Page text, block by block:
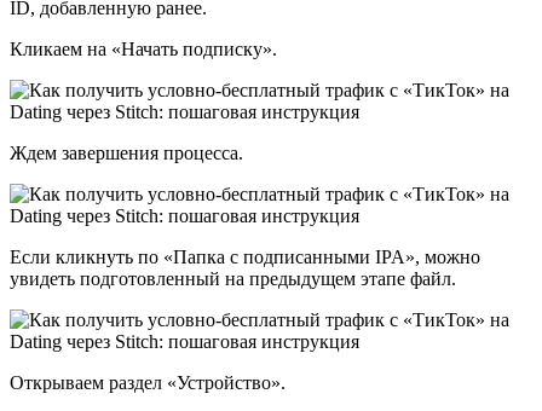
ID, добавленную ранее.
Кликаем на «Начать подписку».
Ждем завершения процесса.
Если кликнуть по «Папка с подписанными IPA», можно
увидеть подготовленный на предыдущем этапе файл.
Открываем раздел «Устройство».